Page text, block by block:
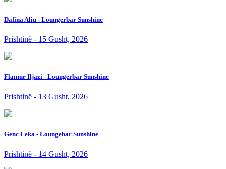
Dafina Aliu - Loungerbar Sunshine
Prishtinë - 15 Gusht, 2026
Flamur Iljazi - Loungerbar Sunshine
Prishtinë - 13 Gusht, 2026
Genc Leka - Loungebar Sunshine
Prishtinë - 14 Gusht, 2026